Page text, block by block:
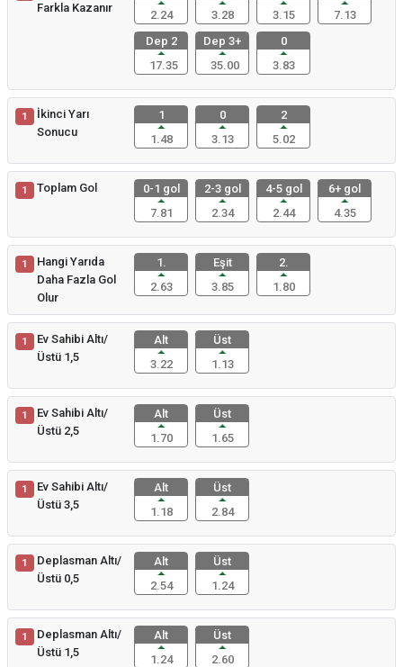
Farkla Kazanır
2.24
3.28
3.15
7.13
Dep 2
17.35
Dep 3+
35.00
0
3.83
1
İkinci Yarı
Sonucu
1
1.48
0
3.13
2
5.02
1 Toplam Gol
0-1 gol
7.81
2-3 gol
2.34
4-5 gol
2.44
6+ gol
4.35
1
Hangi Yarıda
Daha Fazla Gol
Olur
1.
2.63
Eşit
3.85
2.
1.80
1
Ev Sahibi Altı/
Üstü 1,5
Alt
3.22
Üst
1.13
1
Ev Sahibi Altı/
Üstü 2,5
Alt
1.70
Üst
1.65
1
Ev Sahibi Altı/
Üstü 3,5
Alt
1.18
Üst
2.84
1
Deplasman Altı/
Üstü 0,5
Alt
2.54
Üst
1.24
1
Deplasman Altı/
Üstü 1,5
Alt
1.24
Üst
2.60